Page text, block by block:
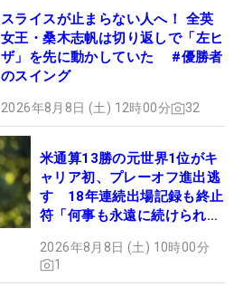
スライスが止まらない人へ！ 全英
女王・桑木志帆は切り返しで「左ヒ
ザ」を先に動かしていた #優勝者
のスイング
2026年8月8日 (土) 12時00分 32
米通算13勝の元世界1位がキ
ャリア初、プレーオフ進出逃
す 18年連続出場記録も終止
符「何事も永遠に続けられな
2026年8月8日 (土) 10時00分
1